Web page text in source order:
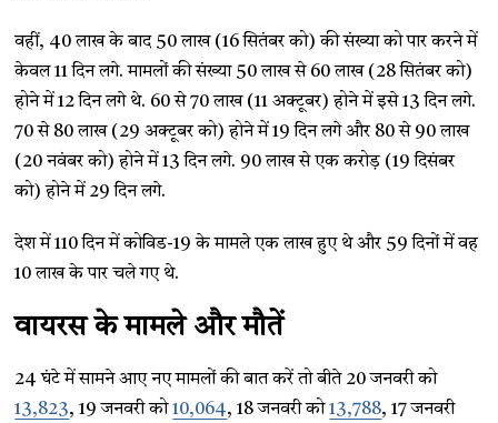
वहीं, 40 लाख के बाद 50 लाख (16 सितंबर को) की संख्या को पार करने में
केवल 11 दिन लगे. मामलों की संख्या 50 लाख से 60 लाख (28 सितंबर को)
होने में 12 दिन लगे थे. 60 से 70 लाख (11 अक्टूबर) होने में इसे 13 दिन लगे.
70 से 80 लाख (29 अक्टूबर को) होने में 19 दिन लगे और 80 से 90 लाख
(20 नवंबर को) होने में 13 दिन लगे. 90 लाख से एक करोड़ (19 दिसंबर
को) होने में 29 दिन लगे.
देश में 110 दिन में कोविड-19 के मामले एक लाख हुए थे और 59 दिनों में वह
10 लाख के पार चले गए थे.
वायरस के मामले और मौतें
24 घंटे में सामने आए नए मामलों की बात करें तो बीते 20 जनवरी को
13,823, 19 जनवरी को10,064, 18 जनवरी को13,788, 17 जनवरी